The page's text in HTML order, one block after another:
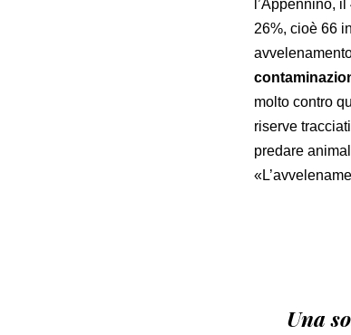
l’Appennino,
26%, cioè 66
molto contro
riserve
predare
Una